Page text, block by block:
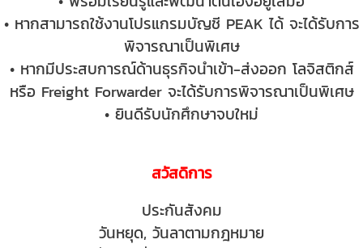
• หากสามารถใช้งานโปรแกรมบัญชี PEAK ได้ จะได้รับการ
พิจารณาเป็นพิเศษ
• หากมีประสบการณ์ด้านธุรกิจนำเข้า-ส่งออก โลจิสติกส์
หรือ Freight Forwarder จะได้รับการพิจารณาเป็นพิเศษ
• ยินดีรับนักศึกษาจบใหม่
สวัสดิการ
ประกันสังคม
วันหยุด, วันลาตามกฎหมาย